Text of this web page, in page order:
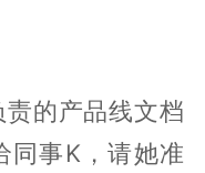
的产品线文档
同事K，请她准